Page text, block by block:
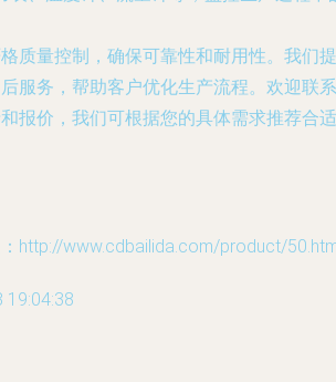
质量控制，确保可靠性和耐用性。我们提
服务，帮助客户优化生产流程。欢迎联系
报价，我们可根据您的具体需求推荐合适
http://www.cdbailida.com/product/
19:04:38